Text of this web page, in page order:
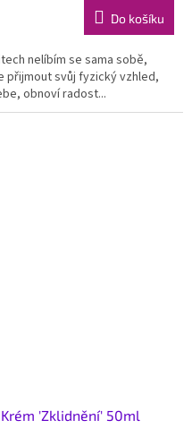
Do košíku
nelíbím se sama sobě,
přijmout svůj fyzický vzhled,
obnoví radost...
'Zklidnění' 50ml